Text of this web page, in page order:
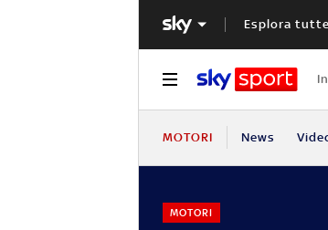
Esplora
MOTORI News
MOTORI